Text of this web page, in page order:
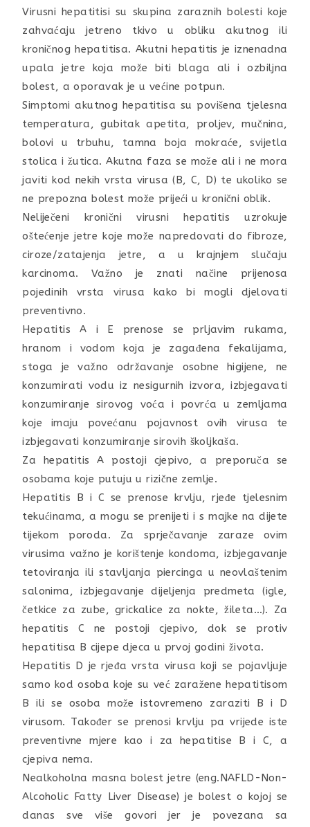
Virusni hepatitisi su skupina zaraznih bolesti koje
zahvaćaju jetreno tkivo u obliku akutnog ili
kroničnog hepatitisa. Akutni hepatitis je iznenadna
upala jetre koja može biti blaga ali i ozbiljna
bolest, a oporavak je u većine potpun.
Simptomi akutnog hepatitisa su povišena tjelesna
temperatura, gubitak apetita, proljev, mučnina,
bolovi u trbuhu, tamna boja mokraće, svijetla
stolica i žutica. Akutna faza se može ali i ne mora
javiti kod nekih vrsta virusa (B, C, D) te ukoliko se
ne prepozna bolest može prijeći u kronični oblik.
Neliječeni kronični virusni hepatitis uzrokuje
oštećenje jetre koje može napredovati do fibroze,
ciroze/zatajenja jetre, a u krajnjem slučaju
karcinoma. Važno je znati načine prijenosa
pojedinih vrsta virusa kako bi mogli djelovati
preventivno.
Hepatitis A i E prenose se prljavim rukama,
hranom i vodom koja je zagađena fekalijama,
stoga je važno održavanje osobne higijene, ne
konzumirati vodu iz nesigurnih izvora, izbjegavati
konzumiranje sirovog voća i povrća u zemljama
koje imaju povećanu pojavnost ovih virusa te
izbjegavati konzumiranje sirovih školjkaša.
Za hepatitis A postoji cjepivo, a preporuča se
osobama koje putuju u rizične zemlje.
Hepatitis B i C se prenose krvlju, rjeđe tjelesnim
tekućinama, a mogu se prenijeti i s majke na dijete
tijekom poroda. Za sprječavanje zaraze ovim
virusima važno je korištenje kondoma, izbjegavanje
tetoviranja ili stavljanja piercinga u neovlaštenim
salonima, izbjegavanje dijeljenja predmeta (igle,
četkice za zube, grickalice za nokte, žileta…). Za
hepatitis C ne postoji cjepivo, dok se protiv
hepatitisa B cijepe djeca u prvoj godini života.
Hepatitis D je rjeđa vrsta virusa koji se pojavljuje
samo kod osoba koje su već zaražene hepatitisom
B ili se osoba može istovremeno zaraziti B i D
virusom. Također se prenosi krvlju pa vrijede iste
preventivne mjere kao i za hepatitise B i C, a
cjepiva nema.
Nealkoholna masna bolest jetre (eng.NAFLD-Non-
Alcoholic Fatty Liver Disease) je bolest o kojoj se
danas sve više govori jer je povezana sa